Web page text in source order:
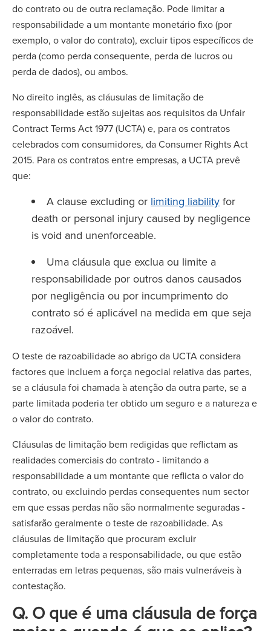
do contrato ou de outra reclamação. Pode limitar a
responsabilidade a um montante monetário fixo (por
exemplo, o valor do contrato), excluir tipos específicos de
perda (como perda consequente, perda de lucros ou
perda de dados), ou ambos.
No direito inglês, as cláusulas de limitação de
responsabilidade estão sujeitas aos requisitos da Unfair
Contract Terms Act 1977 (UCTA) e, para os contratos
celebrados com consumidores, da Consumer Rights Act
2015. Para os contratos entre empresas, a UCTA prevê
que:
A clause excluding or limiting liability for
death or personal injury caused by negligence
is void and unenforceable.
Uma cláusula que exclua ou limite a
responsabilidade por outros danos causados
por negligência ou por incumprimento do
contrato só é aplicável na medida em que seja
razoável.
O teste de razoabilidade ao abrigo da UCTA considera
factores que incluem a força negocial relativa das partes,
se a cláusula foi chamada à atenção da outra parte, se a
parte limitada poderia ter obtido um seguro e a natureza e
o valor do contrato.
Cláusulas de limitação bem redigidas que reflictam as
realidades comerciais do contrato - limitando a
responsabilidade a um montante que reflicta o valor do
contrato, ou excluindo perdas consequentes num sector
em que essas perdas não são normalmente seguradas -
satisfarão geralmente o teste de razoabilidade. As
cláusulas de limitação que procuram excluir
completamente toda a responsabilidade, ou que estão
enterradas em letras pequenas, são mais vulneráveis à
contestação.
Q. O que é uma cláusula de força